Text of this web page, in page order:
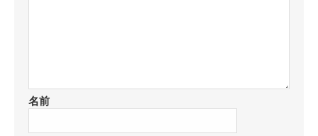
名前